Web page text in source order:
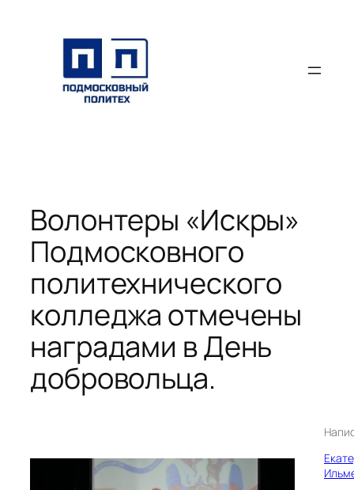
содержимому
Волонтеры «Искры»
Подмосковного
политехнического
колледжа отмечены
наградами в День
добровольца.